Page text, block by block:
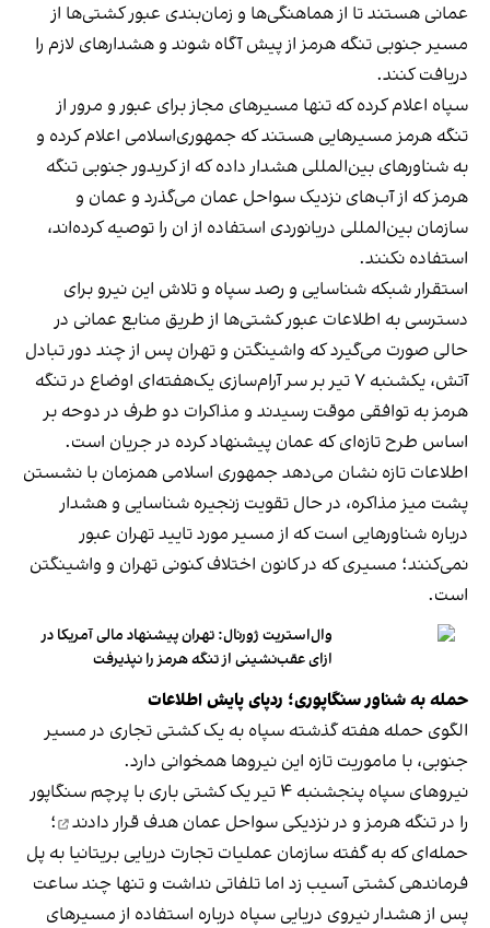
عمانی هستند تا از هماهنگی‌ها و زمان‌بندی عبور کشتی‌ها از
مسیر جنوبی تنگه هرمز از پیش آگاه شوند و هشدارهای لازم را
دریافت کنند.
سپاه اعلام کرده که تنها مسیرهای مجاز برای عبور و مرور از
تنگه هرمز مسیرهایی هستند که جمهوری‌اسلامی اعلام کرده و
به شناورهای بین‌المللی هشدار داده که از کریدور جنوبی تنگه
هرمز که از آب‌های نزدیک سواحل عمان می‌گذرد و عمان و
سازمان بین‌المللی دریانوردی استفاده از ان را توصیه کرده‌اند،
استفاده نکنند.
استقرار شبکه شناسایی و رصد سپاه و تلاش این نیرو برای
دسترسی به اطلاعات عبور کشتی‌ها از طریق منابع عمانی در
حالی صورت می‌گیرد که واشینگتن و تهران پس از چند دور تبادل
آتش، یکشنبه ۷ تیر بر سر آرام‌سازی یک‌هفته‌ای اوضاع در تنگه
هرمز به توافقی موقت رسیدند و مذاکرات دو طرف در دوحه بر
اساس طرح تازه‌ای که عمان پیشنهاد کرده در جریان است.
اطلاعات تازه نشان می‌دهد جمهوری اسلامی همزمان با نشستن
پشت میز مذاکره، در حال تقویت زنجیره شناسایی و هشدار
درباره شناورهایی است که از مسیر مورد تایید تهران عبور
نمی‌کنند؛ مسیری که در کانون اختلاف کنونی تهران و واشینگتن
است.
وال‌استریت ژورنال: تهران پیشنهاد مالی آمریکا در
ازای عقب‌نشینی از تنگه هرمز را نپذیرفت
حمله به شناور سنگاپوری؛ ردپای پایش اطلاعات
الگوی حمله هفته گذشته سپاه به یک کشتی تجاری در مسیر
جنوبی، با ماموریت تازه این نیروها همخوانی دارد.
نیروهای سپاه پنجشنبه ۴ تیر یک کشتی باری با پرچم سنگاپور
را در تنگه هرمز و در نزدیکی سواحل عمان هدف قرار دادند
؛
حمله‌ای که به گفته سازمان عملیات تجارت دریایی بریتانیا به پل
فرماندهی کشتی آسیب زد اما تلفاتی نداشت و تنها چند ساعت
پس از هشدار نیروی دریایی سپاه درباره استفاده از مسیرهای